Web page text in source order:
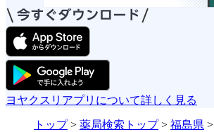
ヨヤクスリアプリについて詳しく見る
トップ> 薬局検索トップ> 福島県 >